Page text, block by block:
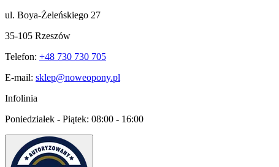
ul. Boya-Żeleńskiego 27
35-105 Rzeszów
Telefon: +48 730 730 705
E-mail: sklep@noweopony.pl
Infolinia
Poniedziałek - Piątek: 08:00 - 16:00